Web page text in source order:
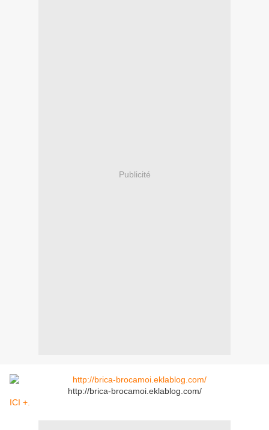
Publicité
http://brica-brocamoi.eklablog.com/
ICI +.